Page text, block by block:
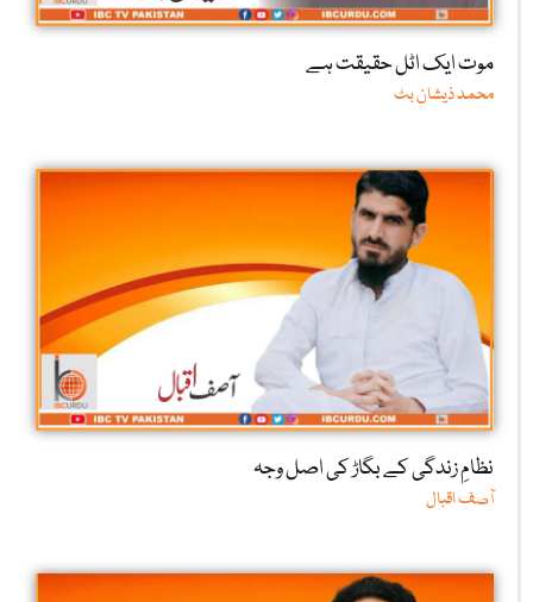
موت ایک اٹل حقیقت ہے
محمد ذیشان بٹ
نظامِ زندگی کے بگاڑ کی اصل وجہ
آصف اقبال